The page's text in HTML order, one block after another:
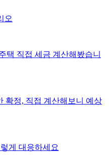
오
택 직접 세금 계산해봤습니
확정, 직접 계산해보니 예상
게 대응하세요